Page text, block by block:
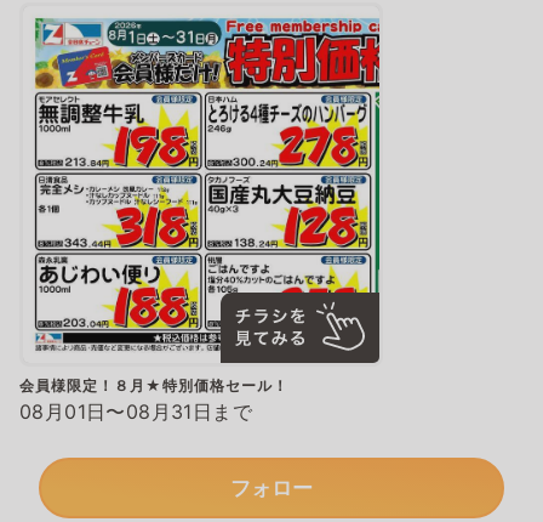
会員様限定！８月★特別価格セール！
08月01日〜08月31日まで
フォロー